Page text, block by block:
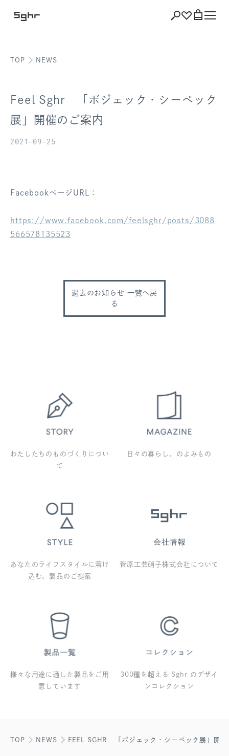
ショッピング バッグを見る
お気に入り
TOP NEWS
Feel Sghr 「ボジェック・シーペック
展」開催のご案内
2021-09-25
FacebookページURL：
https://www.facebook.com/feelsghr/posts/3088
566578135523
過去のお知らせ 一覧へ戻
る
わたしたちのものづくりについ
て
日々の暮らし。のよみもの
あなたのライフスタイルに溶け
込む、製品のご提案
菅原工芸硝子株式会社について
様々な用途に適した製品をご用
意しています
300種を超える Sghr のデザイ
ンコレクション
TOP NEWS FEEL SGHR 「ボジェック・シーペック展」開催